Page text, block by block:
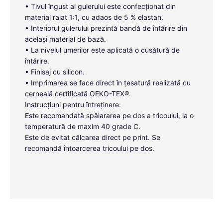
• Tivul îngust al gulerului este confecționat din
material raiat 1:1, cu adaos de 5 % elastan.
• Interiorul gulerului prezintă bandă de întărire din
același material de bază.
• La nivelul umerilor este aplicată o cusătură de
întărire.
• Finisaj cu silicon.
• Imprimarea se face direct în țesatură realizată cu
cerneală certificată OEKO-TEX®.
Instrucțiuni pentru întreținere:
Este recomandată spălararea pe dos a tricoului, la o
temperatură de maxim 40 grade C.
Este de evitat călcarea direct pe print. Se
recomandă întoarcerea tricoului pe dos.